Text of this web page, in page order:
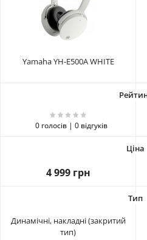
Yamaha YH-E500A WHITE
0 голосів | 0 відгуків
4 999 грн
Динамічні, накладні (закритий
тип)